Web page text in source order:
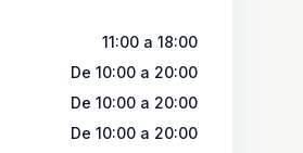
11:00 a 18:00
De 10:00 a 20:00
De 10:00 a 20:00
De 10:00 a 20:00